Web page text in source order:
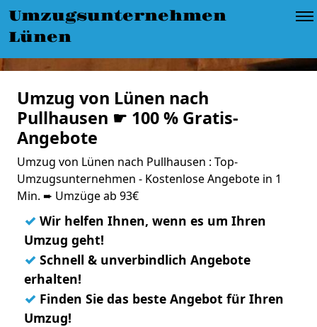
Umzugsunternehmen
Lünen
Umzug von Lünen nach
Pullhausen ☛ 100 % Gratis-
Angebote
Umzug von Lünen nach Pullhausen : Top-
Umzugsunternehmen - Kostenlose Angebote in 1
Min. ➨ Umzüge ab 93€
✓ Wir helfen Ihnen, wenn es um Ihren
Umzug geht!
✓ Schnell & unverbindlich Angebote
erhalten!
✓ Finden Sie das beste Angebot für Ihren
Umzug!